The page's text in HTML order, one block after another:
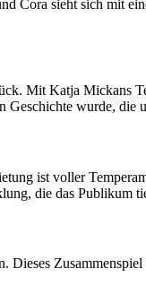
Cora sieht sich mit
Mit Katja Mickans
wurde, die
ist voller
die das Publikum